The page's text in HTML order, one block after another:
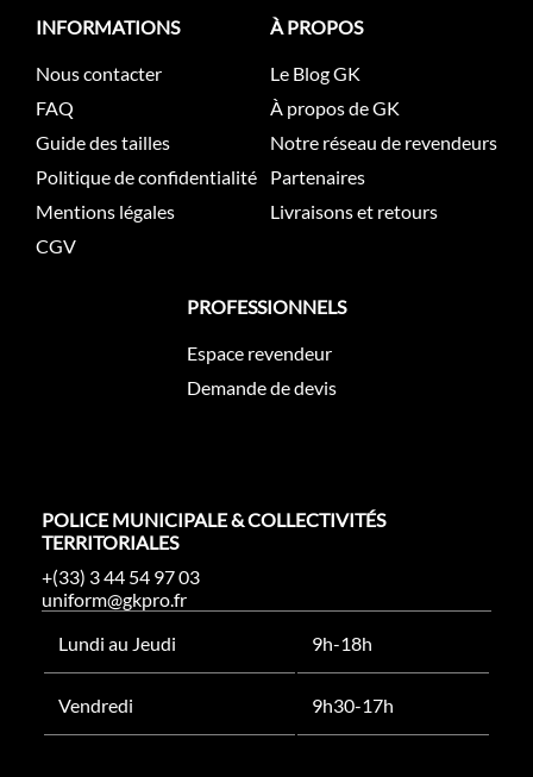
INFORMATIONS
Nous contacter
FAQ
Guide des tailles
Politique de confidentialité
Mentions légales
CGV
À PROPOS
Le Blog GK
À propos de GK
Notre réseau de revendeurs
Partenaires
Livraisons et retours
PROFESSIONNELS
Espace revendeur
Demande de devis
POLICE MUNICIPALE & COLLECTIVITÉS
TERRITORIALES
+(33) 3 44 54 97 03
uniform@gkpro.fr
Lundi au Jeudi
9h-18h
Vendredi 9h30-17h